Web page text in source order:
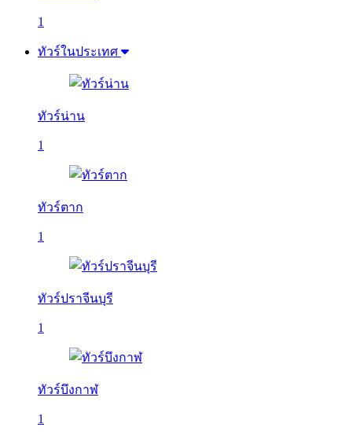
1
ทัวร์ในประเทศ
ทัวร์น่าน
1
ทัวร์ตาก
1
ทัวร์ปราจีนบุรี
1
ทัวร์บึงกาฬ
1